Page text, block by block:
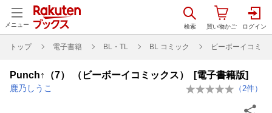
メニュー
トップ 電子書籍 BL・TL BL コミック ビーボーイコミッ
Punch↑（7） （ビーボーイコミックス） [電子書籍版]
鹿乃しうこ （2件）